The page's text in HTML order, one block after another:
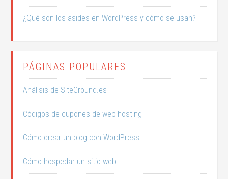
¿Qué son los asides en WordPress y cómo se usan?
PÁGINAS POPULARES
Análisis de SiteGround.es
Códigos de cupones de web hosting
Cómo crear un blog con WordPress
Cómo hospedar un sitio web